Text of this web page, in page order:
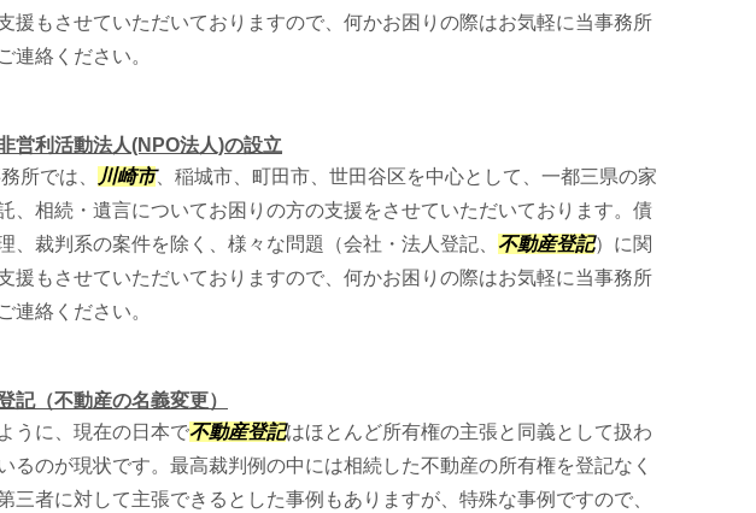
援もさせていただいておりますので、何かお困りの際はお気軽に当事務所
連絡ください。
営利活動法人(NPO法人)の設立
所では、
川崎市、稲城市、町田市、世田谷区を中心として、一都三県の家
、相続・遺言についてお困りの方の支援をさせていただいております。債
、裁判系の案件を除く、様々な問題（会社・法人登記、 不動産登記）に関
援もさせていただいておりますので、何かお困りの際はお気軽に当事務所
連絡ください。
記（不動産の名義変更）
うに、現在の日本で不動産登記はほとんど所有権の主張と同義として扱わ
るのが現状です。最高裁判例の中には相続した不動産の所有権を登記なく
三者に対して主張できるとした事例もありますが、特殊な事例ですので、